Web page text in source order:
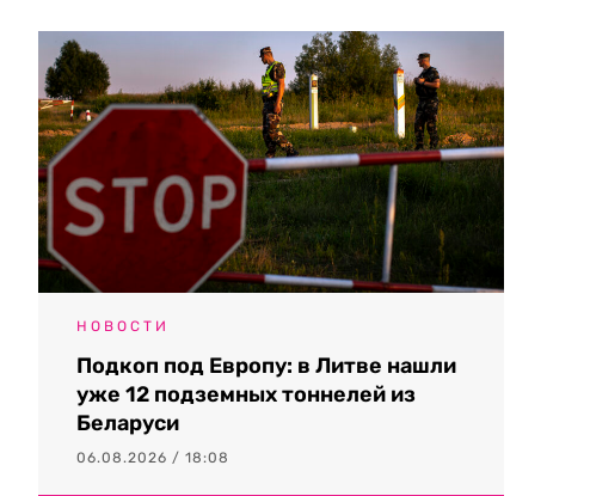
НОВОСТИ
Подкоп под Европу: в Литве нашли
уже 12 подземных тоннелей из
Беларуси
06.08.2026 / 18:08